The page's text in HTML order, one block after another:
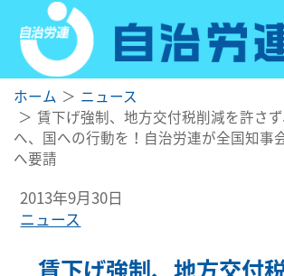
ホーム
ニュース
賃下げ強制、地方交付税削減を許さ
へ、国への行動を！自治労連が全国知事
へ要請
2013年9月30日
ニュース
賃下げ強制、地方交付